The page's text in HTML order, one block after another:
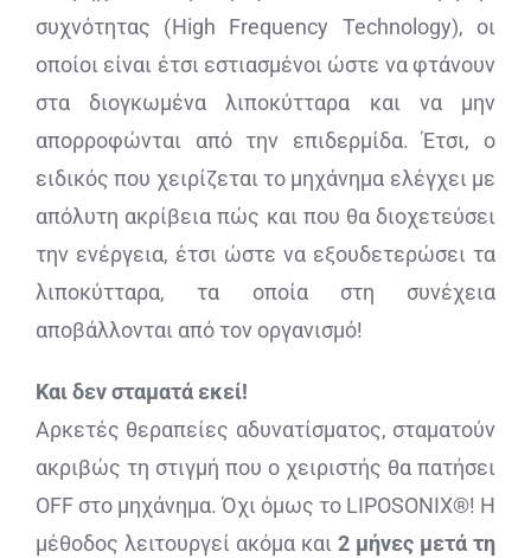
συχνότητας (High Frequency Technology), οι
οποίοι είναι έτσι εστιασμένοι ώστε να φτάνουν
στα διογκωμένα λιποκύτταρα και να μην
απορροφώνται από την επιδερμίδα. Έτσι, ο
ειδικός που χειρίζεται το μηχάνημα ελέγχει με
απόλυτη ακρίβεια πώς και που θα διοχετεύσει
την ενέργεια, έτσι ώστε να εξουδετερώσει τα
λιποκύτταρα, τα οποία στη συνέχεια
αποβάλλονται από τον οργανισμό!
Και δεν σταματά εκεί!
Αρκετές θεραπείες αδυνατίσματος, σταματούν
ακριβώς τη στιγμή που ο χειριστής θα πατήσει
OFFστο μηχάνημα. Όχι όμως το LIPOSONIX®! Η
μέθοδος λειτουργεί ακόμα και2 μήνες μετά τη